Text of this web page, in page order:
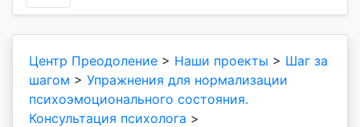
Центр Преодоление > Наши проекты > Шаг за
шагом > Упражнения для нормализации
психоэмоционального состояния.
Консультация психолога >